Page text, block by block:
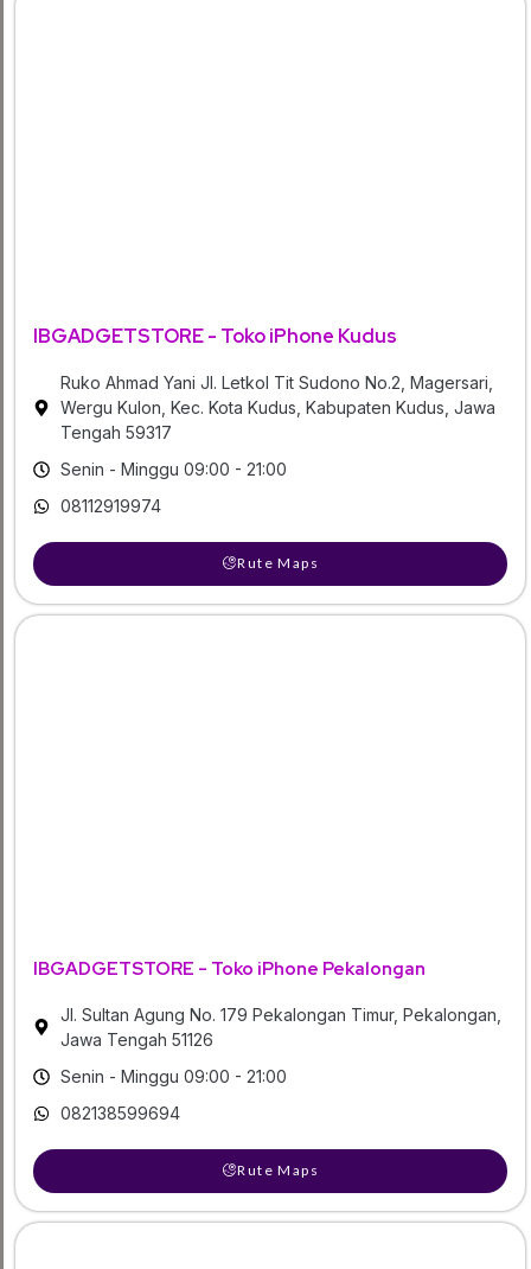
IBGADGETSTORE - Toko iPhone Kudus
Ruko Ahmad Yani Jl. Letkol Tit Sudono No.2, Magersari,
Wergu Kulon, Kec. Kota Kudus, Kabupaten Kudus, Jawa
Tengah 59317
Senin - Minggu 09:00 - 21:00
08112919974
Rute Maps
IBGADGETSTORE - Toko iPhone Pekalongan
Jl. Sultan Agung No. 179 Pekalongan Timur, Pekalongan,
Jawa Tengah 51126
Senin - Minggu 09:00 - 21:00
082138599694
Rute Maps